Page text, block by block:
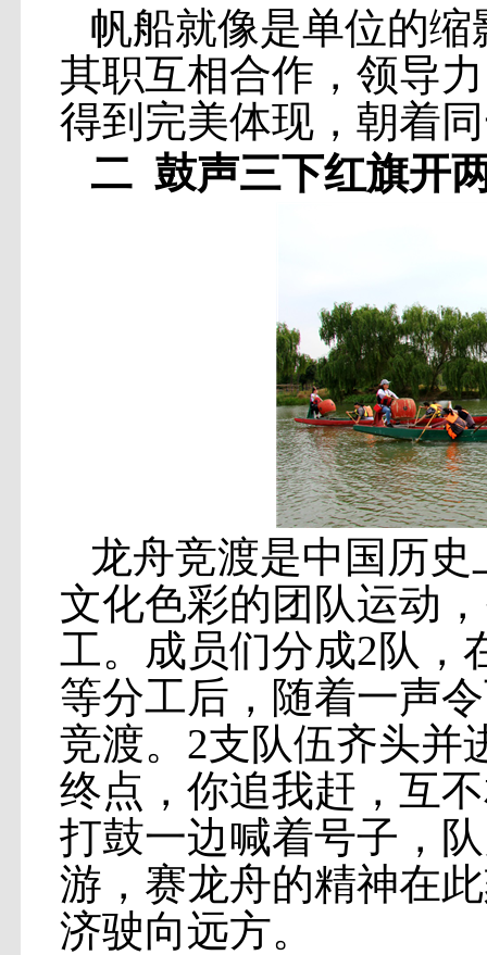
帆船就像是单位的
其职互相合作，领导
得到完美体现，朝着
二 鼓声三下红旗开
龙舟竞渡是中国历
文化色彩的团队运动
工。成员们分成2队，
等分工后，随着一声
竞渡。2支队伍齐头并
终点，你追我赶，互
打鼓一边喊着号子，
游，赛龙舟的精神在
济驶向远方。